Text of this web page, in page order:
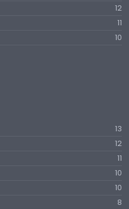
12
11
10
13
12
11
10
10
8